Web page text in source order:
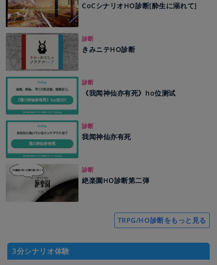
CoCシナリオHO診断[酔生に溺れて]
診断
きみニテHO診断
診断
《我闻神仙亦有死》ho位测试
診断
我闻神仙亦有死
診断
絶楽園HO診断第二弾
TRPG/HO診断をもっと見る
3分シナリオ体験